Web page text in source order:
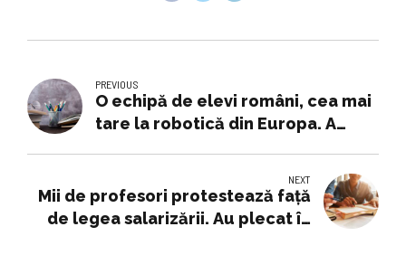
PREVIOUS
O echipă de elevi români, cea mai
tare la robotică din Europa. A
NEXT
Mii de profesori protestează faţă
de legea salarizării. Au plecat în